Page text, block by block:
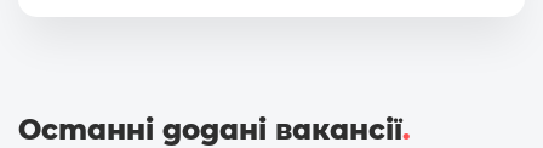
Останні додані вакансії.